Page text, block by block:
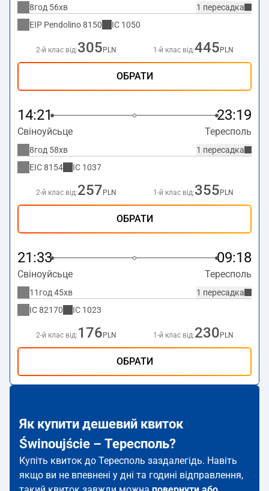
1 пересадка
8год 56хв
EIP Pendolino8150 IC 1050
2-й клас від:305 PLN 1-й клас від:445 PLN
ОБРАТИ
14:21 23:19
Свіноуйсьце Тересполь
1 пересадка
8год 58хв
EIC8154 IC 1037
2-й клас від:257 PLN 1-й клас від:355 PLN
ОБРАТИ
21:33 09:18
Свіноуйсьце Тересполь
1 пересадка
11год 45хв
IC82170 IC 1023
2-й клас від: 176 PLN 1-й клас від:230 PLN
ОБРАТИ
Як купити дешевий квиток
Świnoujście – Тересполь?
Купіть квиток до Тересполь заздалегідь. Навіть
якщо ви не впевнені у дні та годині відправлення,